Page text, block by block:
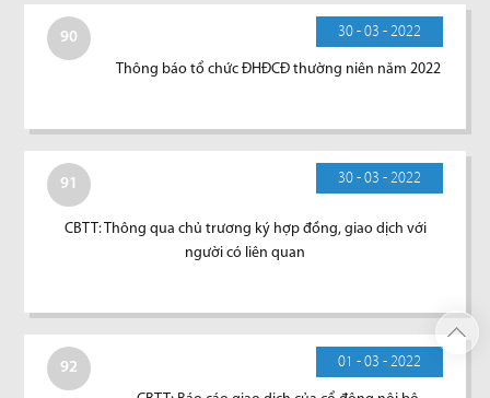
90 30 - 03 - 2022
Thông báo tổ chức ĐHĐCĐ thường niên năm 2022
91 30 - 03 - 2022
CBTT: Thông qua chủ trương ký hợp đồng, giao dịch với
người có liên quan
92 01 - 03 - 2022